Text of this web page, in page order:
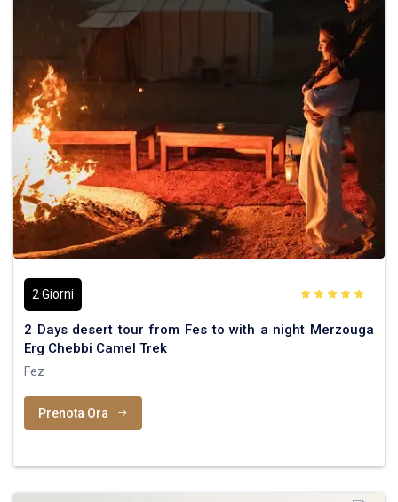
2 Giorni
2 Days desert tour from Fes to with a night Merzouga
Erg Chebbi Camel Trek
Fez
Prenota Ora